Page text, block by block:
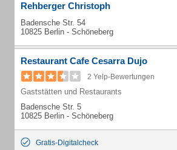
Rehberger Christoph
Badensche Str. 54
10825 Berlin - Schöneberg
Restaurant Cafe Cesarra Dujo
2 Yelp-Bewertungen
Gaststätten und Restaurants
Badensche Str. 5
10825 Berlin - Schöneberg
Gratis-Digitalcheck